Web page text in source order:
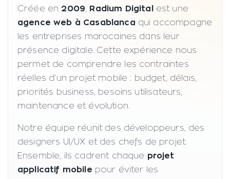
Créée en 2009 Radium Digital
est une
agence web à Casablanca qui accompagne
les entreprises marocaines dans leur
présence digitale. Cette expérience nous
permet de comprendre les contraintes
réelles d’un projet mobile : budget, délais,
priorités business, besoins utilisateurs,
maintenance et évolution.
Notre équipe réunit des développeurs, des
designers UI/UX et des chefs de projet.
Ensemble, ils cadrent chaque projet
applicatif mobile pour éviter les